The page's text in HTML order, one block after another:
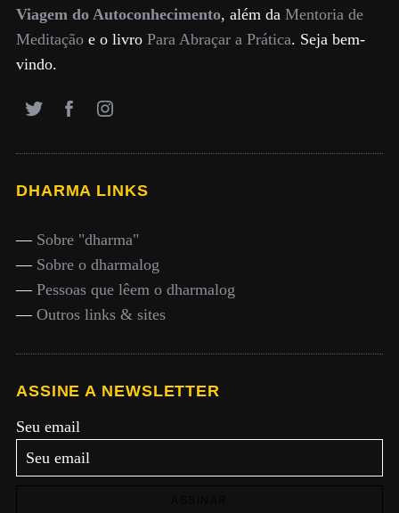
Viagem do Autoconhecimento, além da Mentoria de
Meditaçãoe o livro Para Abraçar a Prática. Seja bem-
vindo.
DHARMA LINKS
— Sobre "dharma"
— Sobre o dharmalog
— Pessoas que lêem o dharmalog
— Outros links & sites
ASSINE A NEWSLETTER
Seu email